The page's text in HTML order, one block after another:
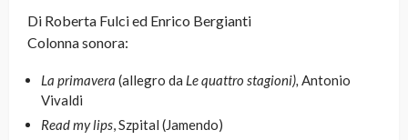
Di Roberta Fulci ed Enrico Bergianti
Colonna sonora:
La primavera (allegro da Le quattro stagioni), Antonio
Vivaldi
Read my lips, Szpital (Jamendo)